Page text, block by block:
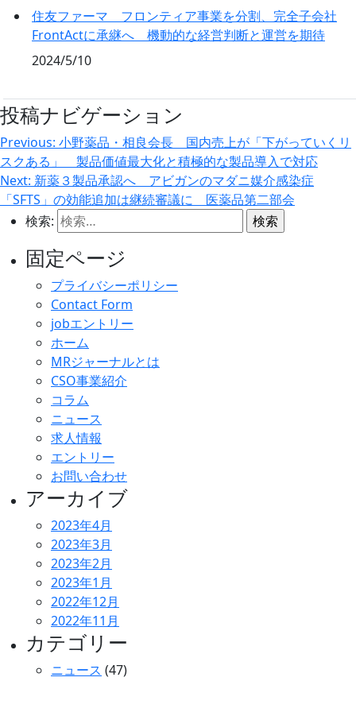
住友ファーマ フロンティア事業を分割、完全子会社
FrontActに承継へ 機動的な経営判断と運営を期待
2024/5/10
投稿ナビゲーション
Previous: 小野薬品・相良会長 国内売上が「下がっていくリ
スクある」 製品価値最大化と積極的な製品導入で対応
Next: 新薬３製品承認へ アビガンのマダニ媒介感染症
「SFTS」の効能追加は継続審議に 医薬品第二部会
検索:
固定ページ
プライバシーポリシー
Contact Form
jobエントリー
ホーム
MRジャーナルとは
CSO事業紹介
コラム
ニュース
求人情報
エントリー
お問い合わせ
アーカイブ
2023年4月
2023年3月
2023年2月
2023年1月
2022年12月
2022年11月
カテゴリー
ニュース (47)